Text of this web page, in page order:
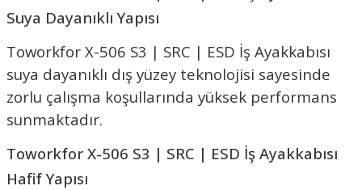
Suya Dayanıklı Yapısı
Toworkfor X-506 S3 | SRC | ESD İş Ayakkabısı
suya dayanıklı dış yüzey teknolojisi sayesinde
zorlu çalışma koşullarında yüksek performans
sunmaktadır.
Toworkfor X-506 S3 | SRC | ESD İş Ayakkabısı
Hafif Yapısı